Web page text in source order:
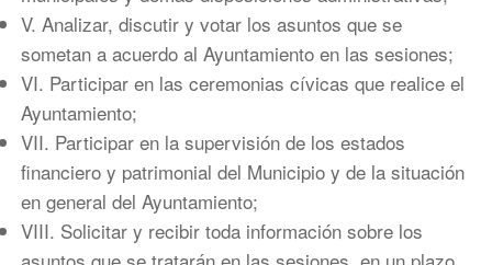
V. Analizar, discutir y votar los asuntos que se
sometan a acuerdo al Ayuntamiento en las sesiones;
VI. Participar en las ceremonias cívicas que realice el
Ayuntamiento;
VII. Participar en la supervisión de los estados
financiero y patrimonial del Municipio y de la situación
en general del Ayuntamiento;
VIII. Solicitar y recibir toda información sobre los